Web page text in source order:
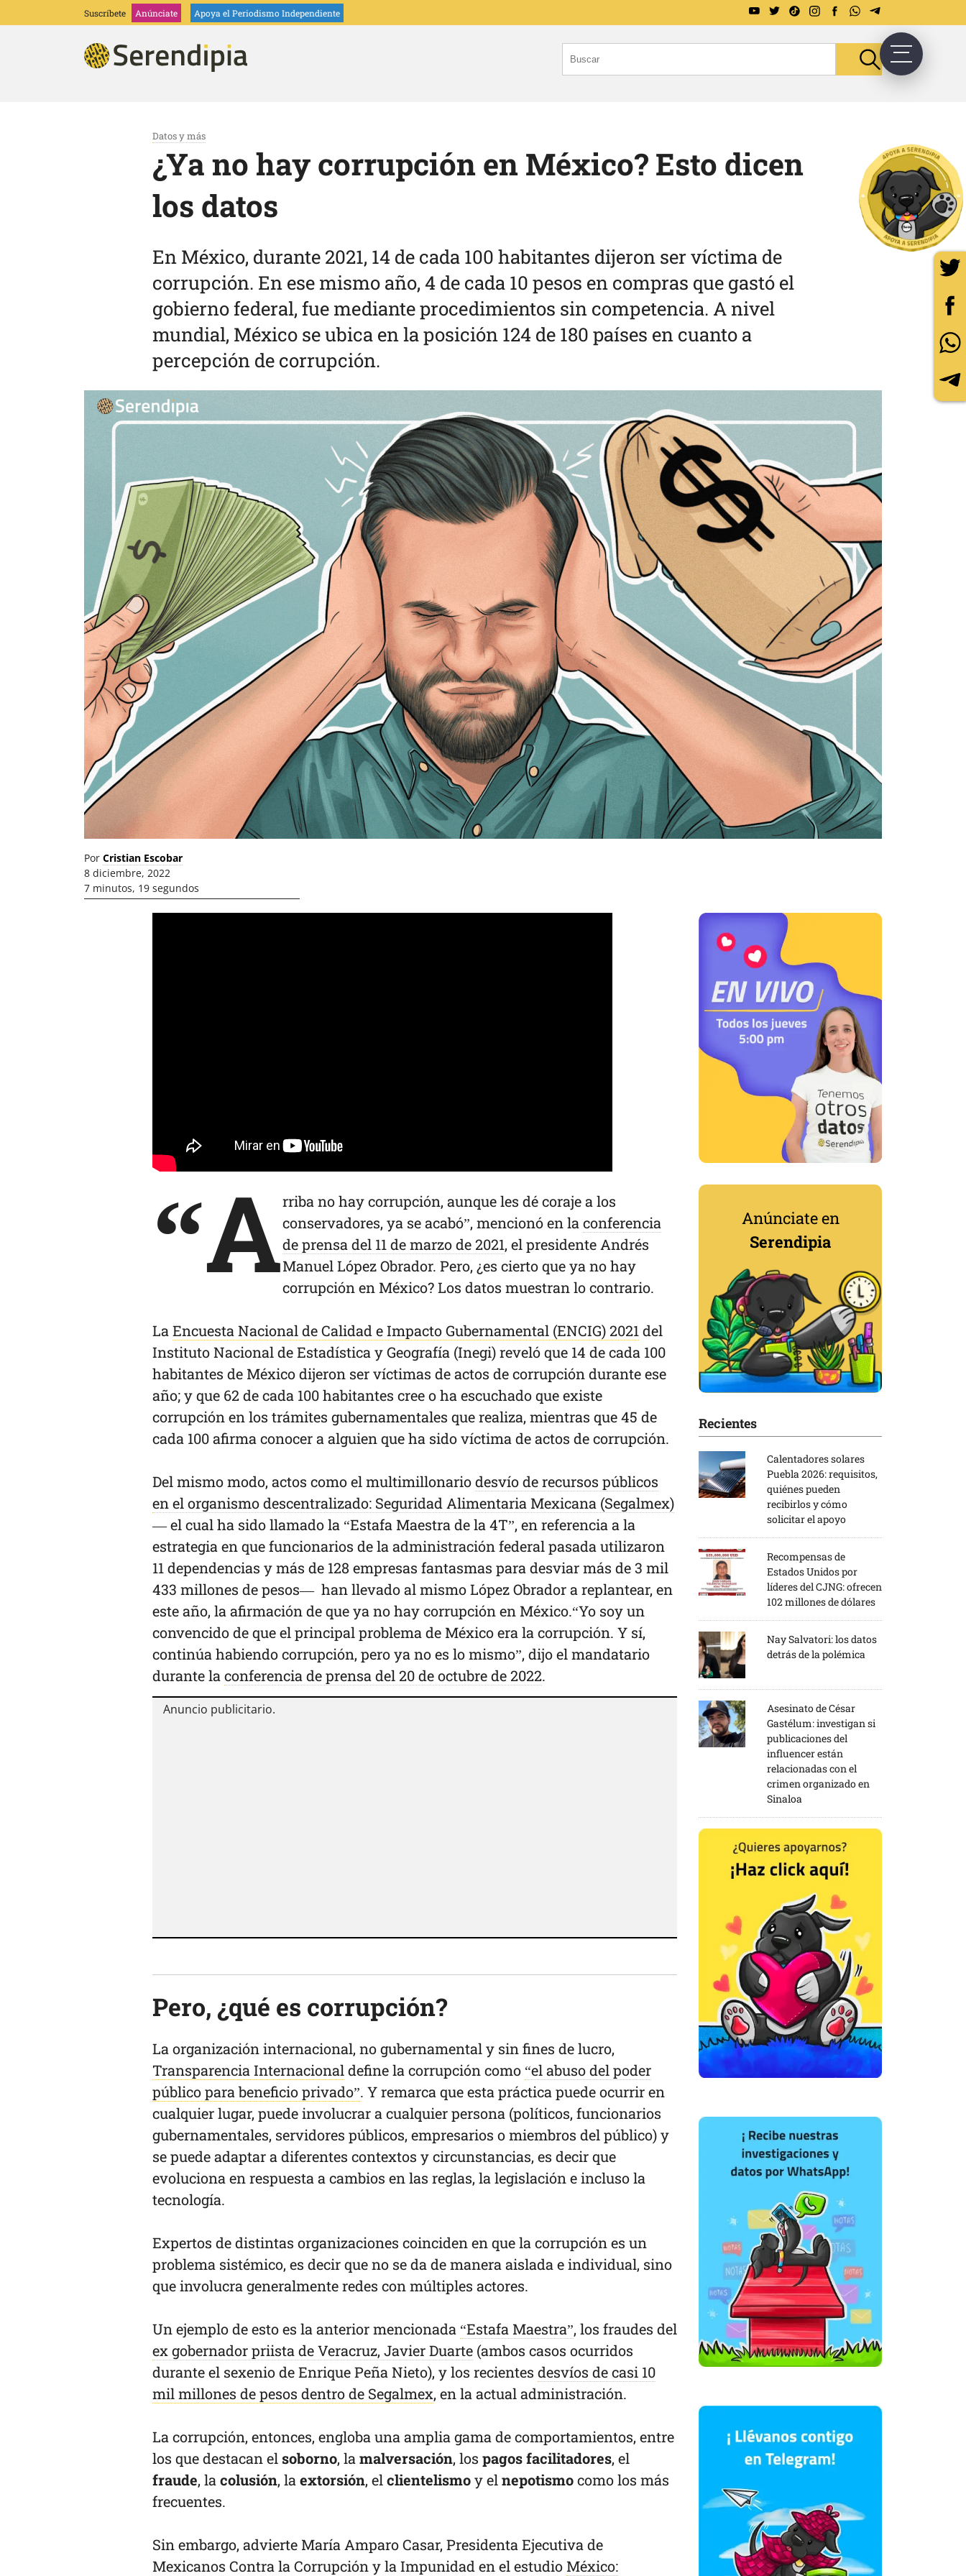
Suscríbete Anúnciate Apoya el Periodismo Independiente
Datos y más
¿Ya no hay corrupción en México? Esto dicen
los datos
En México, durante 2021, 14 de cada 100 habitantes dijeron ser víctima de
corrupción. En ese mismo año, 4 de cada 10 pesos en compras que gastó el
gobierno federal, fue mediante procedimientos sin competencia. A nivel
mundial, México se ubica en la posición 124 de 180 países en cuanto a
percepción de corrupción.
Por Cristian Escobar
8 diciembre, 2022
7 minutos, 19 segundos
“Arriba no hay corrupción, aunque les dé coraje a los
conservadores, ya se acabó”, mencionó en la conferencia
de prensa del 11 de marzo de 2021, el presidente Andrés
Manuel López Obrador. Pero, ¿es cierto que ya no hay
corrupción en México? Los datos muestran lo contrario.
La Encuesta Nacional de Calidad e Impacto Gubernamental (ENCIG) 2021del
Instituto Nacional de Estadística y Geografía (Inegi) reveló que 14 de cada 100
habitantes de México dijeron ser víctimas de actos de corrupción durante ese
año; y que 62 de cada 100 habitantes cree o ha escuchado que existe
corrupción en los trámites gubernamentales que realiza, mientras que 45 de
cada 100 afirma conocer a alguien que ha sido víctima de actos de corrupción.
Del mismo modo, actos como el multimillonariodesvío de recursos públicos
en el organismo descentralizado: Seguridad Alimentaria Mexicana (Segalmex)
— el cual ha sido llamado la “Estafa Maestra de la 4T”, en referencia a la
estrategia en que funcionarios de la administración federal pasada utilizaron
11 dependencias y más de 128 empresas fantasmas para desviar más de 3 mil
433 millones de pesos— han llevado al mismo López Obrador a replantear, en
este año, la afirmación de que ya no hay corrupción en México.“Yo soy un
convencido de que el principal problema de México era la corrupción. Y sí,
continúa habiendo corrupción, pero ya no es lo mismo”, dijo el mandatario
durante la conferencia de prensa del 20 de octubre de 2022.
Pero, ¿qué es corrupción?
La organización internacional, no gubernamental y sin fines de lucro,
Transparencia Internacionaldefine la corrupción como “el abuso del poder
público para beneficio privado”. Y remarca que esta práctica puede ocurrir en
cualquier lugar, puede involucrar a cualquier persona (políticos, funcionarios
gubernamentales, servidores públicos, empresarios o miembros del público) y
se puede adaptar a diferentes contextos y circunstancias, es decir que
evoluciona en respuesta a cambios en las reglas, la legislación e incluso la
tecnología.
Expertos de distintas organizaciones coinciden en que la corrupción es un
problema sistémico, es decir que no se da de manera aislada e individual, sino
que involucra generalmente redes con múltiples actores.
Un ejemplo de esto es la anterior mencionada “Estafa Maestra”, los fraudes del
ex gobernador priista de Veracruz, Javier Duarte (ambos casos ocurridos
durante el sexenio de Enrique Peña Nieto), y los recientes desvíos de casi 10
mil millones de pesos dentro de Segalmex, en la actual administración.
La corrupción, entonces, engloba una amplia gama de comportamientos, entre
los que destacan el soborno, la malversación, los pagos facilitadores, el
fraude, la colusión, la extorsión, elclientelismoy elnepotismocomo los más
frecuentes.
Sin embargo, advierte María Amparo Casar, Presidenta Ejecutiva de
Mexicanos Contra la Corrupción y la Impunidad en el estudio México:
Anúnciate en
Serendipia
Recientes
Calentadores solares
Puebla 2026: requisitos,
quiénes pueden
recibirlos y cómo
solicitar el apoyo
Recompensas de
Estados Unidos por
líderes del CJNG: ofrecen
102 millones de dólares
Nay Salvatori: los datos
detrás de la polémica
Asesinato de César
Gastélum: investigan si
publicaciones del
influencer están
relacionadas con el
crimen organizado en
Sinaloa